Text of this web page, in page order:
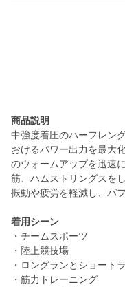
商品説明
中強度着圧のハーフレン
おけるパワー出力を最大
のウォームアップを迅速
筋、ハムストリングスを
振動や疲労を軽減し、パ
着用シーン
・チームスポーツ
・陸上競技場
・ロングランとショート
・筋力トレーニング